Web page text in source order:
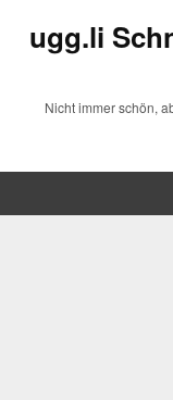
ugg.li
Nicht immer schön,